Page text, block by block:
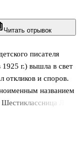
Читать отрывок
писателя
г.) вышла в свет
откликов и споров.
названием
Лена
класс и дает